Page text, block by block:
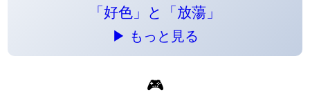
「好色」と「放蕩」
▶ もっと見る
🎮